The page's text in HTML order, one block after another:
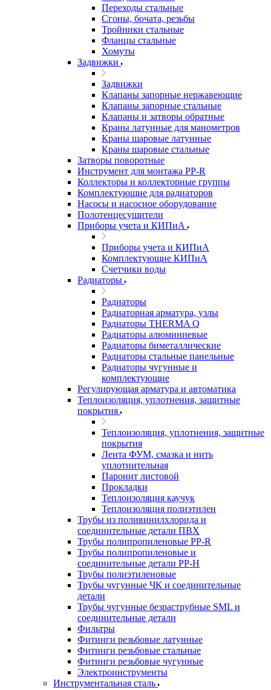
Переходы стальные
Сгоны, бочата, резьбы
Тройники стальные
Фланцы стальные
Хомуты
Задвижки
Задвижки
Клапаны запорные нержавеющие
Клапаны запорные стальные
Клапаны и затворы обратные
Краны латунные для манометров
Краны шаровые латунные
Краны шаровые стальные
Затворы поворотные
Инструмент для монтажа PP-R
Коллекторы и коллекторные группы
Комплектующие для радиаторов
Насосы и насосное оборудование
Полотенцесушители
Приборы учета и КИПиА
Приборы учета и КИПиА
Комплектующие КИПиА
Счетчики воды
Радиаторы
Радиаторы
Радиаторная арматура, узлы
Радиаторы THERMA Q
Радиаторы алюминиевые
Радиаторы биметаллические
Радиаторы стальные панельные
Радиаторы чугунные и
комплектующие
Регулирующая арматура и автоматика
Теплоизоляция, уплотнения, защитные
покрытия
Теплоизоляция, уплотнения, защитные
покрытия
Лента ФУМ, смазка и нить
уплотнительная
Паронит листовой
Прокладки
Теплоизоляция каучук
Теплоизоляция полиэтилен
Трубы из поливинилхлорида и
соединительные детали ПВХ
Трубы полипропиленовые PP-R
Трубы полипропиленовые и
соединительные детали PP-H
Трубы полиэтиленовые
Трубы чугунные ЧК и соединительные
детали
Трубы чугунные безраструбные SML и
соединительные детали
Фильтры
Фитинги резьбовые латунные
Фитинги резьбовые стальные
Фитинги резьбовые чугунные
Электроинструменты
Инструментальная сталь